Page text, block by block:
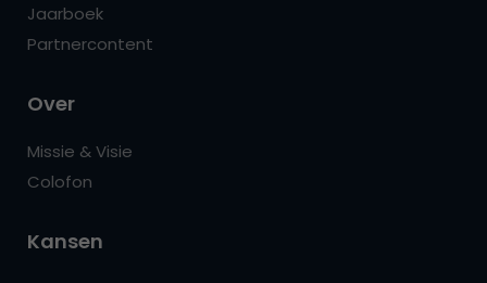
Jaarboek
Partnercontent
Over
Missie & Visie
Colofon
Kansen